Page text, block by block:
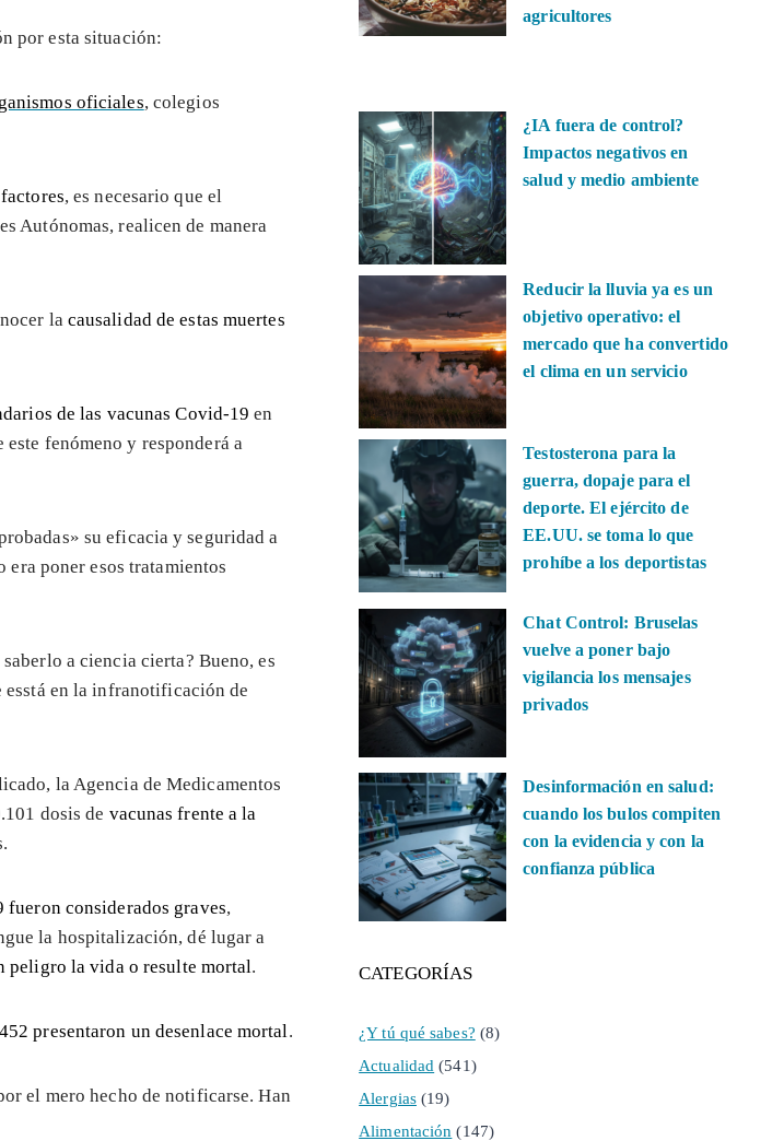
por esta situación:
oficiales, colegios
, es necesario que el
Autónomas, realicen de manera
la causalidad de estas muertes
de las vacunas Covid-19 en
este fenómeno y responderá a
su eficacia y seguridad a
era poner esos tratamientos
a ciencia cierta? Bueno, es
esstá en la infranotificación de
la Agencia de Medicamentos
dosis de vacunas frente a la
fueron considerados graves,
la hospitalización, dé lugar a
peligro la vida o resulte mortal.
452 presentaron un desenlace mortal.
el mero hecho de notificarse. Han
agricultores
¿IA fuera de control?
Impactos negativos en
salud y medio ambiente
Reducir la lluvia ya es un
objetivo operativo: el
mercado que ha convertido
el clima en un servicio
Testosterona para la
guerra, dopaje para el
deporte. El ejército de
EE.UU. se toma lo que
prohíbe a los deportistas
Chat Control: Bruselas
vuelve a poner bajo
vigilancia los mensajes
privados
Desinformación en salud:
cuando los bulos compiten
con la evidencia y con la
confianza pública
CATEGORÍAS
¿Y tú qué sabes? (8)
Actualidad (541)
Alergias(19)
Alimentación (147)